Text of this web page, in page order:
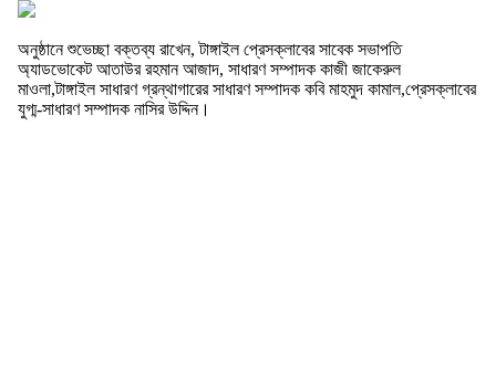
অনুষ্ঠানে শুভেচ্ছা বক্তব্য রাখেন, টাঙ্গাইল প্রেসক্লাবের সাবেক সভাপতি
অ্যাডভোকেট আতাউর রহমান আজাদ, সাধারণ সম্পাদক কাজী জাকেরুল
মাওলা,টাঙ্গাইল সাধারণ গ্রন্থাগারের সাধারণ সম্পাদক কবি মাহমুদ কামাল,প্রেসক্লাবের
যুগ্ম-সাধারণ সম্পাদক নাসির উদ্দিন।